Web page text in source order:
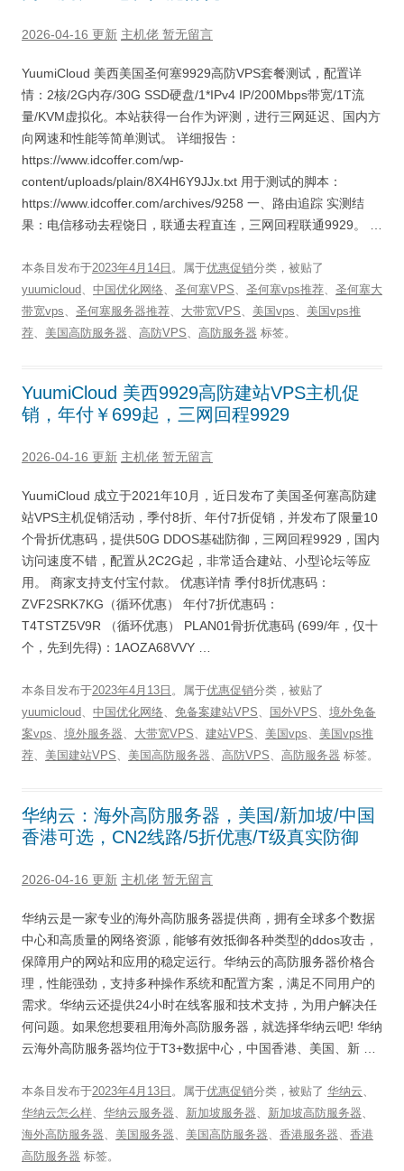
2026-04-16 更新 主机佬 暂无留言
YuumiCloud 美西美国圣何塞9929高防VPS套餐测试，配置详
情：2核/2G内存/30G SSD硬盘/1*IPv4 IP/200Mbps带宽/1T流
量/KVM虚拟化。本站获得一台作为评测，进行三网延迟、国内方
向网速和性能等简单测试。 详细报告：
https://www.idcoffer.com/wp-
content/uploads/plain/8X4H6Y9JJx.txt 用于测试的脚本：
https://www.idcoffer.com/archives/9258 一、路由追踪 实测结
果：电信移动去程饶日，联通去程直连，三网回程联通9929。 …
本条目发布于2023年4月14日 。属于优惠促销分类，被贴了
yuumicloud、 中国优化网络、 圣何塞VPS、 圣何塞vps推荐、 圣何塞大
带宽vps、 圣何塞服务器推荐、 大带宽VPS、 美国vps、 美国vps推
荐、 美国高防服务器、 高防VPS、 高防服务器 标签。
YuumiCloud 美西9929高防建站VPS主机促
销，年付￥699起，三网回程9929
2026-04-16 更新 主机佬 暂无留言
YuumiCloud 成立于2021年10月，近日发布了美国圣何塞高防建
站VPS主机促销活动，季付8折、年付7折促销，并发布了限量10
个骨折优惠码，提供50G DDOS基础防御，三网回程9929，国内
访问速度不错，配置从2C2G起，非常适合建站、小型论坛等应
用。 商家支持支付宝付款。 优惠详情 季付8折优惠码：
ZVF2SRK7KG（循环优惠） 年付7折优惠码：
T4TSTZ5V9R （循环优惠） PLAN01骨折优惠码 (699/年，仅十
个，先到先得)：1AOZA68VVY …
本条目发布于2023年4月13日 。属于优惠促销分类，被贴了
yuumicloud、 中国优化网络、 免备案建站VPS、 国外VPS、 境外免备
案vps、 境外服务器、 大带宽VPS、 建站VPS、 美国vps、 美国vps推
荐、 美国建站VPS、 美国高防服务器、 高防VPS、 高防服务器 标签。
华纳云：海外高防服务器，美国/新加坡/中国
香港可选，CN2线路/5折优惠/T级真实防御
2026-04-16 更新 主机佬 暂无留言
华纳云是一家专业的海外高防服务器提供商，拥有全球多个数据
中心和高质量的网络资源，能够有效抵御各种类型的ddos攻击，
保障用户的网站和应用的稳定运行。华纳云的高防服务器价格合
理，性能强劲，支持多种操作系统和配置方案，满足不同用户的
需求。华纳云还提供24小时在线客服和技术支持，为用户解决任
何问题。如果您想要租用海外高防服务器，就选择华纳云吧! 华纳
云海外高防服务器均位于T3+数据中心，中国香港、美国、新 …
本条目发布于2023年4月13日 。属于优惠促销分类，被贴了 华纳云、
华纳云怎么样、 华纳云服务器、 新加坡服务器、 新加坡高防服务器、
海外高防服务器、 美国服务器、 美国高防服务器、 香港服务器、 香港
高防服务器 标签。